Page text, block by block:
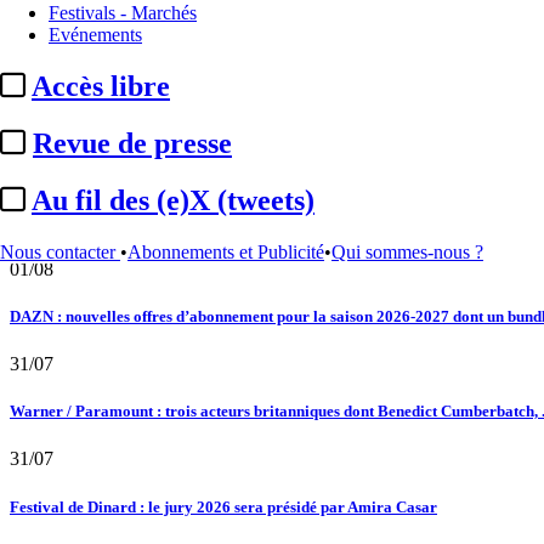
Festivals - Marchés
Evénements
Accès libre
Revue de presse
Au fil des (e)X (tweets)
Nous contacter •Abonnements et Publicité•Qui sommes-nous ?
Au fil des (e)X (tweets) : Kavinsky, hommage, argentique, 4K, Clooney,
02/08
Satellifacts : pause d'été
"L'Odyssée" : à Montpellier, le seul cinéma de France à ...
01/08
DAZN : nouvelles offres d’abonnement pour la saison 2026-2027 dont un
31/07
Warner / Paramount : trois acteurs britanniques dont Benedict Cumberbatch,
31/07
Festival de Dinard : le jury 2026 sera présidé par Amira Casar